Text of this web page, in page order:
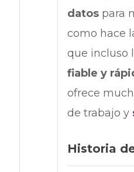
datos para
como hace
que incluso
fiable y
ofrece
de trabajo y
Historia